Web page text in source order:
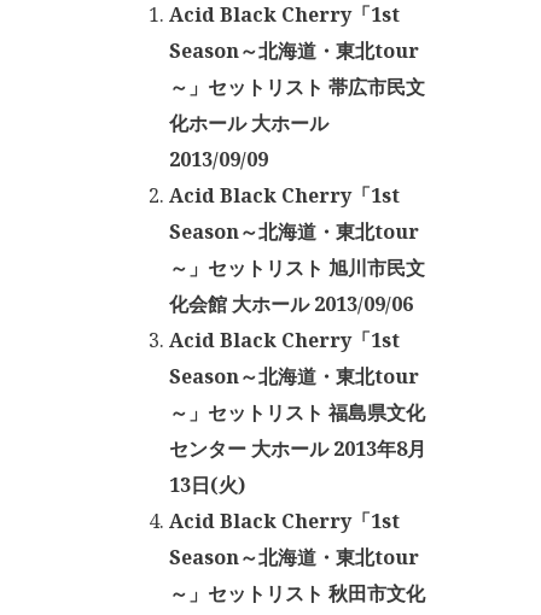
Acid Black Cherry「1st
Season～北海道・東北tour
～」セットリスト 帯広市民文
化ホール 大ホール
2013/09/09
Acid Black Cherry「1st
Season～北海道・東北tour
～」セットリスト 旭川市民文
化会館 大ホール 2013/09/06
Acid Black Cherry「1st
Season～北海道・東北tour
～」セットリスト 福島県文化
センター 大ホール 2013年8月
13日(火)
Acid Black Cherry「1st
Season～北海道・東北tour
～」セットリスト 秋田市文化